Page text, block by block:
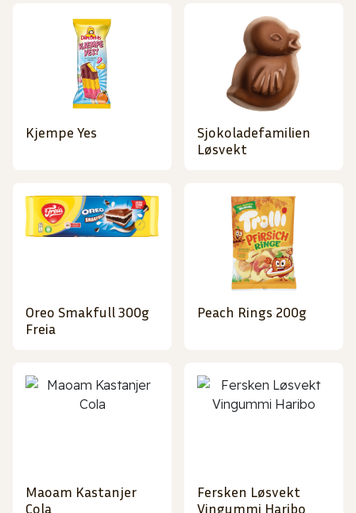
Kjempe Yes
Sjokoladefamilien
Løsvekt
Oreo Smakfull 300g
Freia
Peach Rings 200g
Maoam Kastanjer
Cola
Fersken Løsvekt
Vingummi Haribo